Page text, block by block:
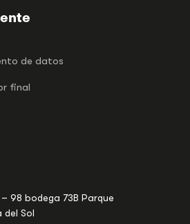
de datos
final
98 bodega 73B Parque
del Sol